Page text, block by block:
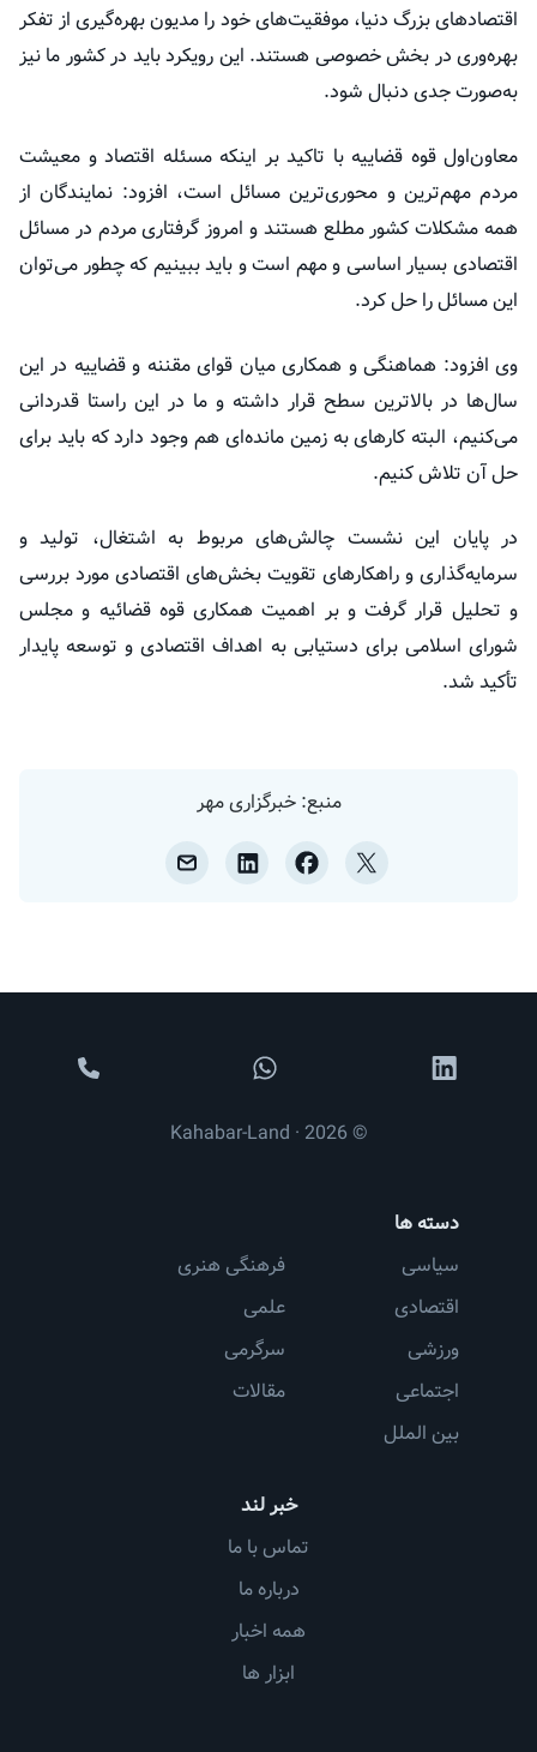
اقتصادهای بزرگ دنیا، موفقیت‌های خود را مدیون بهره‌گیری از تفکر
بهره‌وری در بخش خصوصی هستند. این رویکرد باید در کشور ما نیز
به‌صورت جدی دنبال شود.
معاون‌اول قوه قضاییه با تاکید بر اینکه مسئله اقتصاد و معیشت
مردم مهم‌ترین و محوری‌ترین مسائل است، افزود: نمایندگان از
همه مشکلات کشور مطلع هستند و امروز گرفتاری مردم در مسائل
اقتصادی بسیار اساسی و مهم است و باید ببینیم که چطور می‌توان
این مسائل را حل کرد.
وی افزود: هماهنگی و همکاری میان قوای مقننه و قضاییه در این
سال‌ها در بالاترین سطح قرار داشته و ما در این راستا قدردانی
می‌کنیم، البته کارهای به زمین مانده‌ای هم وجود دارد که باید برای
حل آن تلاش کنیم.
در پایان این نشست چالش‌های مربوط به اشتغال، تولید و
سرمایه‌گذاری و راهکارهای تقویت بخش‌های اقتصادی مورد بررسی
و تحلیل قرار گرفت و بر اهمیت همکاری قوه قضائیه و مجلس
شورای اسلامی برای دستیابی به اهداف اقتصادی و توسعه پایدار
تأکید شد.
منبع: خبرگزاری مهر
خبر لند
تماس با ما
درباره ما
همه اخبار
ابزار ها
دسته ها
سیاسی
اقتصادی
ورزشی
اجتماعی
بین الملل
فرهنگی هنری
علمی
سرگرمی
مقالات
© 2026 · Kahabar-Land